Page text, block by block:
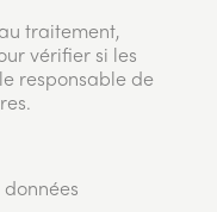
traitement,
vérifier si les
responsable de